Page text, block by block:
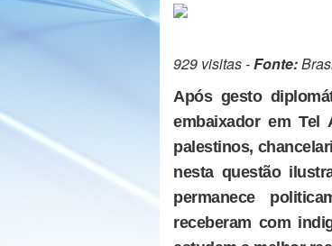
929 visitas -Fonte:
Após gesto
embaixador em Tel
palestinos,
nesta questão
permanece
receberam com